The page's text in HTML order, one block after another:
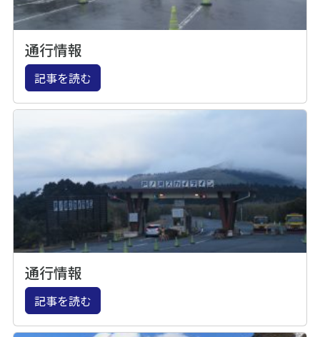
通行情報
記事を読む
通行情報
記事を読む